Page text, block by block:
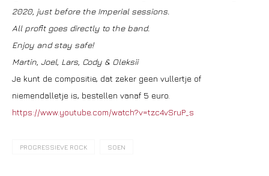
2020, just before the Imperial sessions.
All profit goes directly to the band.
Enjoy and stay safe!
Martin, Joel, Lars, Cody & Oleksii
Je kunt de compositie, dat zeker geen vullertje of
niemendalletje is, bestellen vanaf 5 euro.
https://www.youtube.com/watch?v=tzc4vSruP_s
PROGRESSIEVE ROCK SOEN